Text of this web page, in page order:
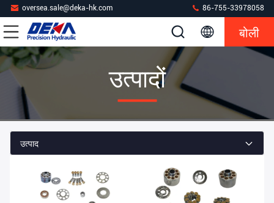
oversea.sale@deka-hk.com 86-755-33978058
बोली
उत्पादों
उत्पाद